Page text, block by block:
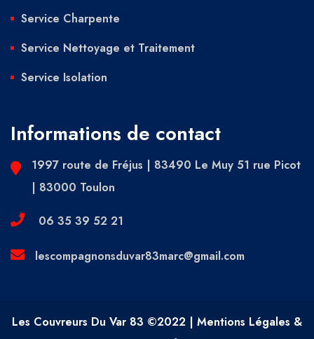
Service Charpente
Service Nettoyage et Traitement
Service Isolation
Informations de contact
1997 route de Fréjus | 83490 Le Muy 51 rue Picot
| 83000 Toulon
06 35 39 52 21
lescompagnonsduvar83marc@gmail.com
Les Couvreurs Du Var 83 ©2022 | Mentions Légales &